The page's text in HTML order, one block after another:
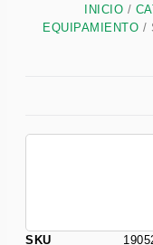
INICIO /
EQUIPAMIENTO /
SKU